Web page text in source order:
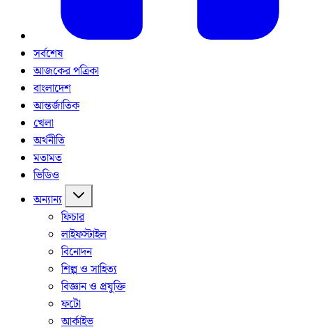
সর্বশেষ
আজকের পত্রিকা
বাংলাদেশ
আন্তর্জাতিক
খেলা
অর্থনীতি
মতামত
ভিডিও
অন্যান্য
ফিচার
লাইফস্টাইল
বিনোদন
শিল্প ও সাহিত্য
বিজ্ঞান ও প্রযুক্তি
ফটো
আর্কাইভ